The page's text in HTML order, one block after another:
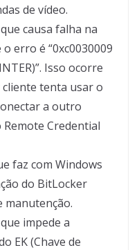
de vídeo.
causa falha na
erro é “0xc0030009
Isso ocorre
tenta usar o
a outro
Credential
faz com Windows
do BitLocker
manutenção.
impede a
EK (Chave de